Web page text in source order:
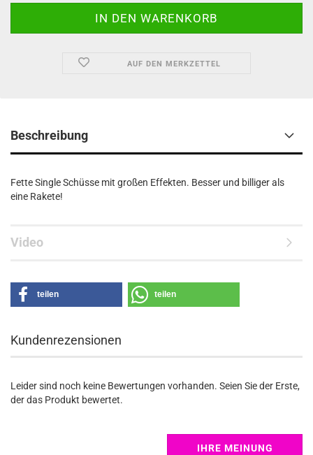
AUF DEN MERKZETTEL
Beschreibung
Fette Single Schüsse mit großen Effekten. Besser und billiger als
eine Rakete!
Video
teilen teilen
Kundenrezensionen
Leider sind noch keine Bewertungen vorhanden. Seien Sie der Erste,
der das Produkt bewertet.
IHRE MEINUNG